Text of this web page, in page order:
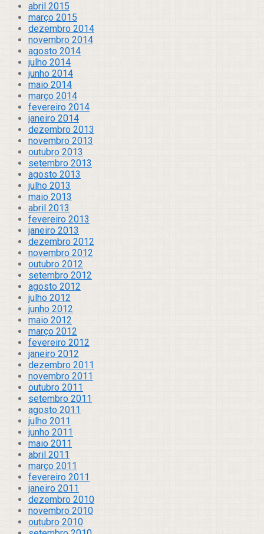
abril 2015
março 2015
dezembro 2014
novembro 2014
agosto 2014
julho 2014
junho 2014
maio 2014
março 2014
fevereiro 2014
janeiro 2014
dezembro 2013
novembro 2013
outubro 2013
setembro 2013
agosto 2013
julho 2013
maio 2013
abril 2013
fevereiro 2013
janeiro 2013
dezembro 2012
novembro 2012
outubro 2012
setembro 2012
agosto 2012
julho 2012
junho 2012
maio 2012
março 2012
fevereiro 2012
janeiro 2012
dezembro 2011
novembro 2011
outubro 2011
setembro 2011
agosto 2011
julho 2011
junho 2011
maio 2011
abril 2011
março 2011
fevereiro 2011
janeiro 2011
dezembro 2010
novembro 2010
outubro 2010